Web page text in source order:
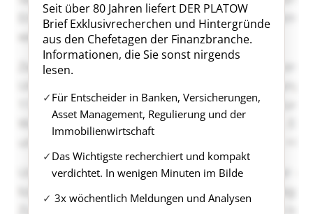
Seit über 80 Jahren liefert DER PLATOW
Brief Exklusivrecherchen und Hintergründe
aus den Chefetagen der Finanzbranche.
Informationen, die Sie sonst nirgends
lesen.
Für Entscheider in Banken, Versicherungen,
Asset Management, Regulierung und der
Immobilienwirtschaft
Das Wichtigste recherchiert und kompakt
verdichtet. In wenigen Minuten im Bilde
3x wöchentlich Meldungen und Analysen